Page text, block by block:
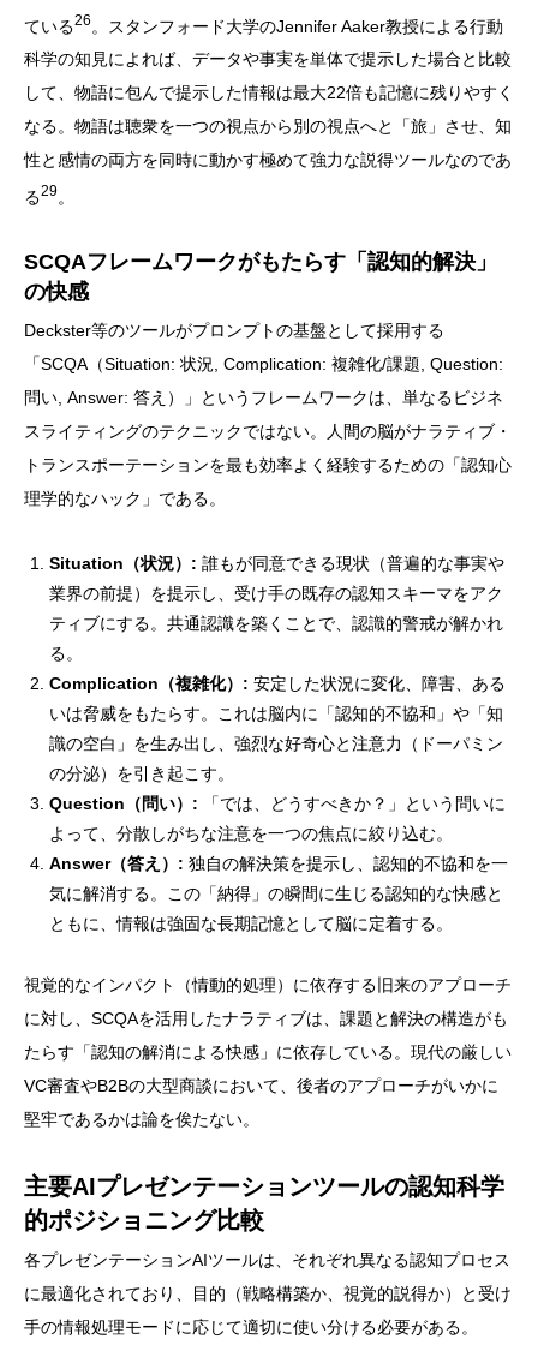
ている26 。スタンフォード大学のJennifer Aaker教授による行動
科学の知見によれば、データや事実を単体で提示した場合と比較
して、物語に包んで提示した情報は最大22倍も記憶に残りやすく
なる。物語は聴衆を一つの視点から別の視点へと「旅」させ、知
性と感情の両方を同時に動かす極めて強力な説得ツールなのであ
る29。
SCQAフレームワークがもたらす「認知的解決」
の快感
Deckster等のツールがプロンプトの基盤として採用する
「SCQA（Situation: 状況, Complication: 複雑化/課題, Question:
問い, Answer: 答え）」というフレームワークは、単なるビジネ
スライティングのテクニックではない。人間の脳がナラティブ・
トランスポーテーションを最も効率よく経験するための「認知心
理学的なハック」である。
Situation（状況）: 誰もが同意できる現状（普遍的な事実や
業界の前提）を提示し、受け手の既存の認知スキーマをアク
ティブにする。共通認識を築くことで、認識的警戒が解かれ
る。
Complication（複雑化）: 安定した状況に変化、障害、ある
いは脅威をもたらす。これは脳内に「認知的不協和」や「知
識の空白」を生み出し、強烈な好奇心と注意力（ドーパミン
の分泌）を引き起こす。
Question（問い）: 「では、どうすべきか？」という問いに
よって、分散しがちな注意を一つの焦点に絞り込む。
Answer（答え）: 独自の解決策を提示し、認知的不協和を一
気に解消する。この「納得」の瞬間に生じる認知的な快感と
ともに、情報は強固な長期記憶として脳に定着する。
視覚的なインパクト（情動的処理）に依存する旧来のアプローチ
に対し、SCQAを活用したナラティブは、課題と解決の構造がも
たらす「認知の解消による快感」に依存している。現代の厳しい
VC審査やB2Bの大型商談において、後者のアプローチがいかに
堅牢であるかは論を俟たない。
主要AIプレゼンテーションツールの認知科学
的ポジショニング比較
各プレゼンテーションAIツールは、それぞれ異なる認知プロセス
に最適化されており、目的（戦略構築か、視覚的説得か）と受け
手の情報処理モードに応じて適切に使い分ける必要がある。